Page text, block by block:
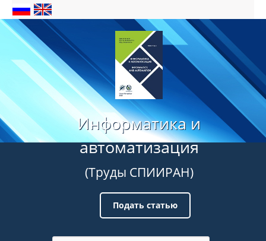
Информатика и
автоматизация
(Труды СПИИРАН)
Подать статью